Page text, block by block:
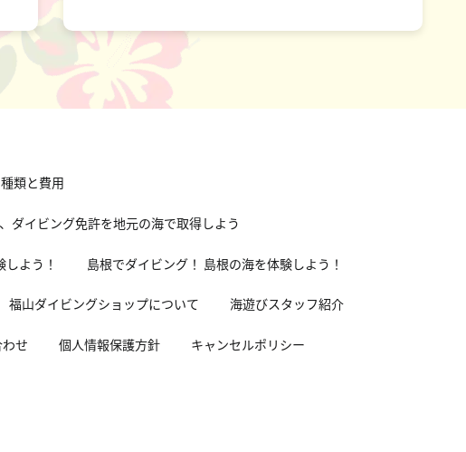
類と費用
ダイビング免許を地元の海で取得しよう
よう！ 島根でダイビング！ 島根の海を体験しよう！
福山ダイビングショップについて 海遊びスタッフ紹介
せ 個人情報保護方針 キャンセルポリシー